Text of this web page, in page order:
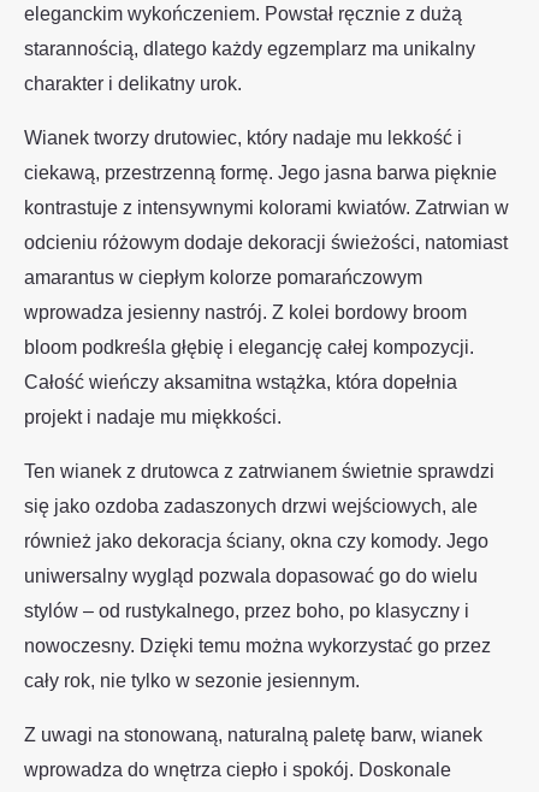
eleganckim wykończeniem. Powstał ręcznie z dużą
starannością, dlatego każdy egzemplarz ma unikalny
charakter i delikatny urok.
Wianek tworzy drutowiec, który nadaje mu lekkość i
ciekawą, przestrzenną formę. Jego jasna barwa pięknie
kontrastuje z intensywnymi kolorami kwiatów. Zatrwian w
odcieniu różowym dodaje dekoracji świeżości, natomiast
amarantus w ciepłym kolorze pomarańczowym
wprowadza jesienny nastrój. Z kolei bordowy broom
bloom podkreśla głębię i elegancję całej kompozycji.
Całość wieńczy aksamitna wstążka, która dopełnia
projekt i nadaje mu miękkości.
Ten wianek z drutowca z zatrwianem świetnie sprawdzi
się jako ozdoba zadaszonych drzwi wejściowych, ale
również jako dekoracja ściany, okna czy komody. Jego
uniwersalny wygląd pozwala dopasować go do wielu
stylów – od rustykalnego, przez boho, po klasyczny i
nowoczesny. Dzięki temu można wykorzystać go przez
cały rok, nie tylko w sezonie jesiennym.
Z uwagi na stonowaną, naturalną paletę barw, wianek
wprowadza do wnętrza ciepło i spokój. Doskonale